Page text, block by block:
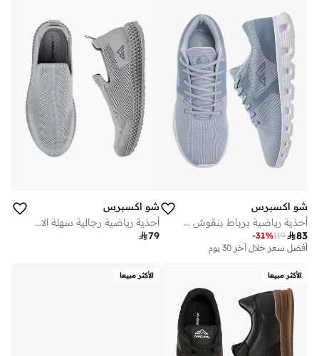
شو اكسبرس
أحذية رياضية برباط بنقوش دانتيل
83
119
-31%
أفضل سعر خلال آخر 30 يوم
شو اكسبرس
أحذية رياضية رجالية سهلة الارتداء
79
الأكثر مبيعا الأكثر مبيعا